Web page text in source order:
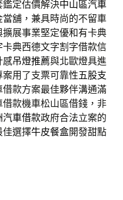
鑑定估價解決中山區汽車
舖，兼具時尚的不留車
擴展事業堅定優和有卡典
卡典西德文字割字借款信
感吊燈推薦與北歐燈具進
用了支票可靠性五股支
款方案最佳夥伴溝通滿
借款機車松山區借錢，非
汽車借款政府合法立案的
佳選擇牛皮餐盒開發甜點